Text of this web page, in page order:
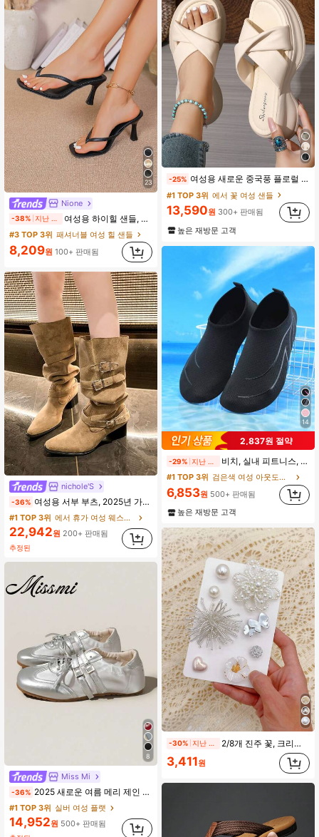
23
Nione
-38% 여성용 하이힐 샌들, 여름 페어리 스타일 얇은 힐 통 샌들, 헤어 슬라이드 토 비치 휴가 패션 크리스크로스 스트랩 슈즈, 데이트 나이트
#3 TOP 3위 패셔너블 여성 힐 샌들
8,209원 100+ 판매됨
nichole'S
-36% 여성용 서부 부츠, 2025년 가을/겨울 신상, 뾰족한 발가락 청키 힐 풀온 와이드 샤프트 서부 부츠, 주름진 무릎 위로 오지 않는 롱 부츠, 카우보이 부츠, 카우걸 부츠, 코첼라
#1 TOP 3위 에서 휴가 여성 웨스턴 부츠
22,942원 200+ 판매됨
추정된
8
Miss Mi
-36% 2025 새로운 여름 메리 제인 소프트 바닥 경량 통기성 발레 플랫, 패치워크 스포츠 캐주얼 신발
#1 TOP 3위 실버 여성 플랫
14,952원 500+ 판매됨
-25% 여성용 새로운 중국풍 플로럴 패턴 플랫폼 두꺼운 밑창 샌들, 여름 PU 가죽 키높이 부드러운 바닥 캐주얼 스포츠 비치 슈즈
#1 TOP 3위 에서 꽃 여성 샌들
13,590원 300+ 판매됨
높은 재방문 고객
14
2,837원 절약
-29% 비치, 실내 피트니스, 통기성 좋은 퀵드라이 요가화 및 강 건너수영화용 Yink 커플 운동화
#1 TOP 3위 검은색 여성 아웃도어 슈즈
6,853원 500+ 판매됨
높은 재방문 고객
-30% 2/8개 진주 꽃, 크리스탈 부케, 나비, 인조 진주, 하트 모양 신발 장식 - 정원 신발, 클로그, 샌들 및 비치백을 맞춤화하기 위해 쉽게 설치하고 분리 가능한 DIY 신발 장식 - 휴일 파티 및 특별한 행사를 위한 완벽한 선물
3,411원